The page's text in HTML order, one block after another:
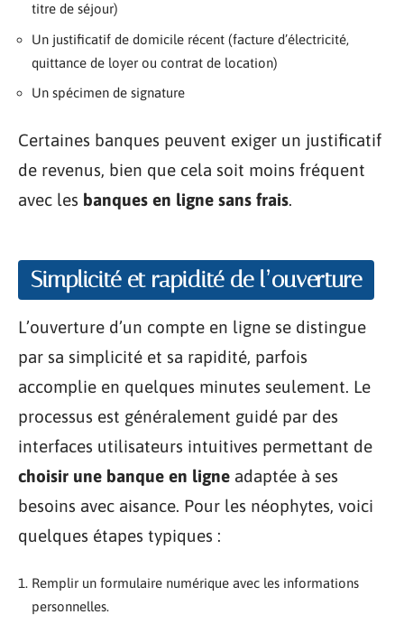
titre de séjour)
Un justificatif de domicile récent (facture d’électricité,
quittance de loyer ou contrat de location)
Un spécimen de signature
Certaines banques peuvent exiger un justificatif
de revenus, bien que cela soit moins fréquent
avec les banques en ligne sans frais.
Simplicité et rapidité de l’ouverture
L’ouverture d’un compte en ligne se distingue
par sa simplicité et sa rapidité, parfois
accomplie en quelques minutes seulement. Le
processus est généralement guidé par des
interfaces utilisateurs intuitives permettant de
choisir une banque en ligne adaptée à ses
besoins avec aisance. Pour les néophytes, voici
quelques étapes typiques :
Remplir un formulaire numérique avec les informations
personnelles.